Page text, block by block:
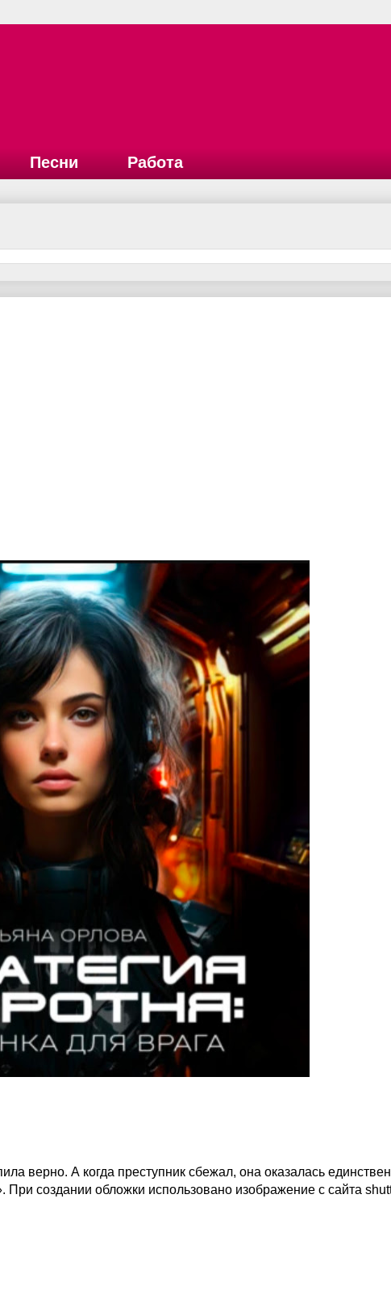
Песни Работа
верно. А когда преступник сбежал, она оказалась
При создании обложки использовано изображение с сайта